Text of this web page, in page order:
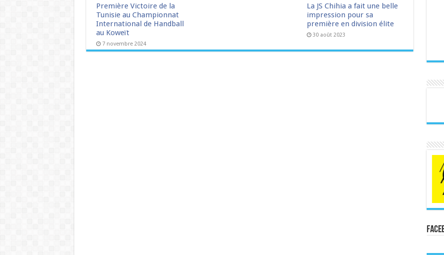
Première Victoire de la
Tunisie au Championnat
International de Handball
au Koweït
7 novembre 2024
La JS Chihia a fait une belle
impression pour sa
première en division élite
30 août 2023